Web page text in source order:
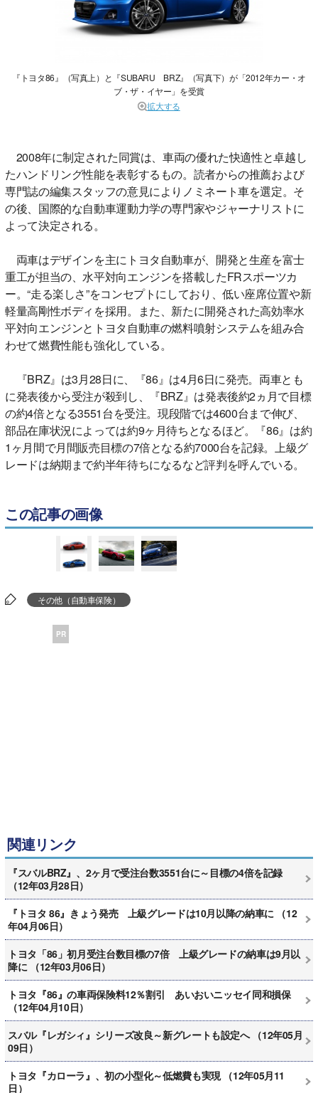
『トヨタ86』（写真上）と『SUBARU BRZ』（写真下）が「2012年カー・オ
ブ・ザ・イヤー」を受賞
拡大する
2008年に制定された同賞は、車両の優れた快適性と卓越し
たハンドリング性能を表彰するもの。読者からの推薦および
専門誌の編集スタッフの意見によりノミネート車を選定。そ
の後、国際的な自動車運動力学の専門家やジャーナリストに
よって決定される。
両車はデザインを主にトヨタ自動車が、開発と生産を富士
重工が担当の、水平対向エンジンを搭載したFRスポーツカ
ー。“走る楽しさ”をコンセプトにしており、低い座席位置や新
軽量高剛性ボディを採用。また、新たに開発された高効率水
平対向エンジンとトヨタ自動車の燃料噴射システムを組み合
わせて燃費性能も強化している。
『BRZ』は3月28日に、『86』は4月6日に発売。両車とも
に発表後から受注が殺到し、『BRZ』は発表後約2ヵ月で目標
の約4倍となる3551台を受注。現段階では4600台まで伸び、
部品在庫状況によっては約9ヶ月待ちとなるほど。『86』は約
1ヶ月間で月間販売目標の7倍となる約7000台を記録。上級グ
レードは納期まで約半年待ちになるなど評判を呼んでいる。
この記事の画像
その他（自動車保険）
PR
関連リンク
『スバルBRZ』、2ヶ月で受注台数3551台に～目標の4倍を記録
（12年03月28日）
『トヨタ 86』きょう発売 上級グレードは10月以降の納車に （12
年04月06日）
トヨタ「86」初月受注台数目標の7倍 上級グレードの納車は9月以
降に （12年03月06日）
トヨタ『86』の車両保険料12％割引 あいおいニッセイ同和損保
（12年04月10日）
スバル『レガシィ』シリーズ改良～新グレートも設定へ （12年05月
09日）
トヨタ『カローラ』、初の小型化～低燃費も実現 （12年05月11
日）